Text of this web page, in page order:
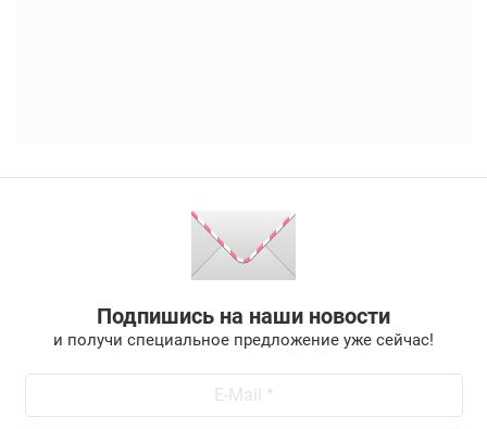
Подпишись на наши новости
и получи специальное предложение уже сейчас!